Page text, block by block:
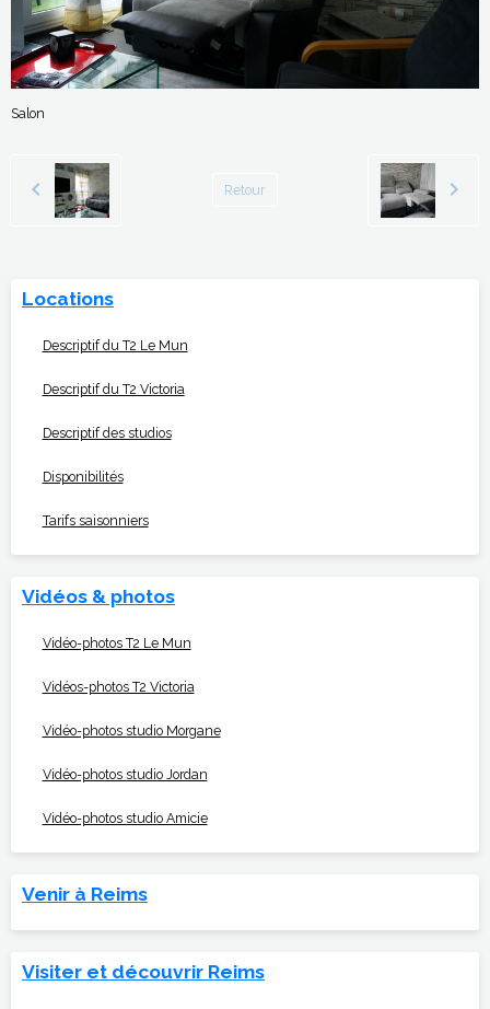
Salon
Retour
Locations
Descriptif du T2 Le Mun
Descriptif du T2 Victoria
Descriptif des studios
Disponibilités
Tarifs saisonniers
Vidéos & photos
Vidéo-photos T2 Le Mun
Vidéos-photos T2 Victoria
Vidéo-photos studio Morgane
Vidéo-photos studio Jordan
Vidéo-photos studio Amicie
Venir à Reims
Visiter et découvrir Reims